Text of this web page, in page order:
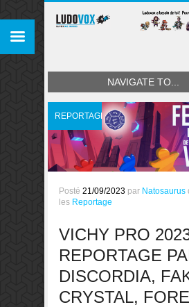
NAVIGATE TO...
REPORTAGE
Posté 21/09/2023 par Natosaurus
les Reportage
VICHY PRO
REPORTAGE
DISCORDIA,
CRYSTAL,